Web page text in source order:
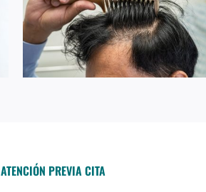
TIPS – CUIDA TU PIEL EN PRIMAVERA
ATENCIÓN PREVIA CITA